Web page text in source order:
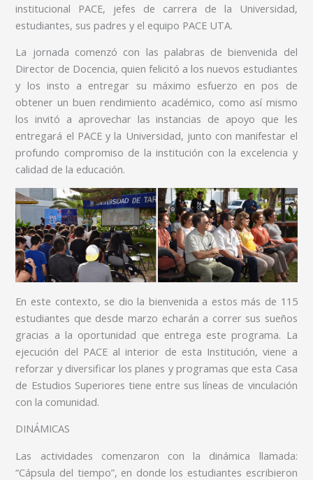
institucional PACE, jefes de carrera de la Universidad,
estudiantes, sus padres y el equipo PACE UTA.
La jornada comenzó con las palabras de bienvenida del
Director de Docencia, quien felicitó a los nuevos estudiantes
y los insto a entregar su máximo esfuerzo en pos de
obtener un buen rendimiento académico, como así mismo
los invitó a aprovechar las instancias de apoyo que les
entregará el PACE y la Universidad, junto con manifestar el
profundo compromiso de la institución con la excelencia y
calidad de la educación.
En este contexto, se dio la bienvenida a estos más de 115
estudiantes que desde marzo echarán a correr sus sueños
gracias a la oportunidad que entrega este programa. La
ejecución del PACE al interior de esta Institución, viene a
reforzar y diversificar los planes y programas que esta Casa
de Estudios Superiores tiene entre sus líneas de vinculación
con la comunidad.
DINÁMICAS
Las actividades comenzaron con la dinámica llamada:
“Cápsula del tiempo”, en donde los estudiantes escribieron